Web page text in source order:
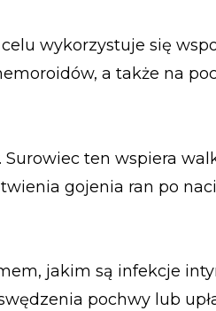
wykorzystuje się
a także na
ten wspiera
gojenia ran po
jakim są infekcje
pochwy lub